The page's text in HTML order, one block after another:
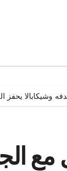
وشيكابالا يحفز
مع